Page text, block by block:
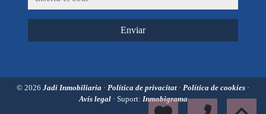
Enviar
© 2026 Jadi Inmobiliaria · Política de privacitat · Política de cookies ·
Avís legal · Suport: Inmobigrama